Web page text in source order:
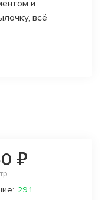
и
всё
₽
29.1